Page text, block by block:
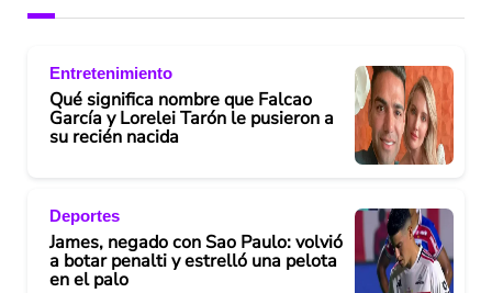
Entretenimiento
Qué significa nombre que Falcao
García y Lorelei Tarón le pusieron a
su recién nacida
Deportes
James, negado con Sao Paulo: volvió
a botar penalti y estrelló una pelota
en el palo